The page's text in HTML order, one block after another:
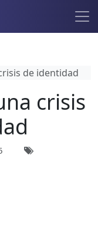
de identidad
crisis